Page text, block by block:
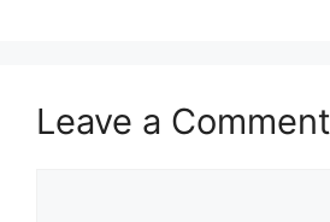
Leave a Comment